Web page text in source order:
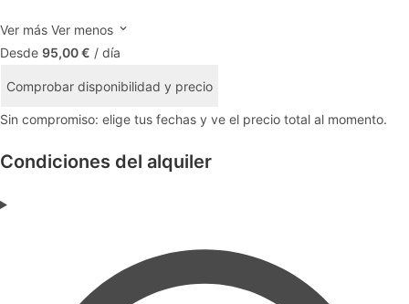
Ver más Ver menos
Desde 95,00 € / día
Comprobar disponibilidad y precio
Sin compromiso: elige tus fechas y ve el precio total al momento.
Condiciones del alquiler